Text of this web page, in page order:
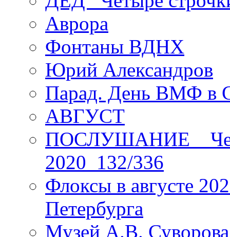
Аврора
Фонтаны ВДНХ
Юрий Александров
Парад. День ВМФ в
АВГУСТ
ПОСЛУШАНИЕ _
2020_132/336
Флоксы в августе
Петербурга
Музей А.В.